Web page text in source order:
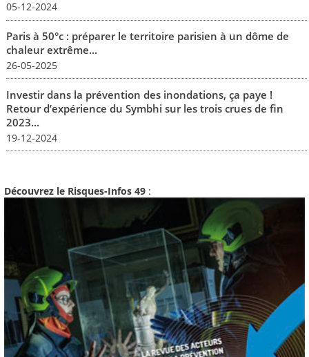
05-12-2024
Paris à 50°c : préparer le territoire parisien à un dôme de
chaleur extrême...
26-05-2025
Investir dans la prévention des inondations, ça paye !
Retour d’expérience du Symbhi sur les trois crues de fin
2023...
19-12-2024
Découvrez le Risques-Infos 49 :